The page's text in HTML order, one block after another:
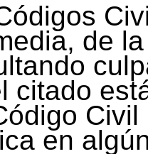
de
citado
en